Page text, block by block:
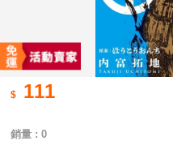
111
銷量 : 0